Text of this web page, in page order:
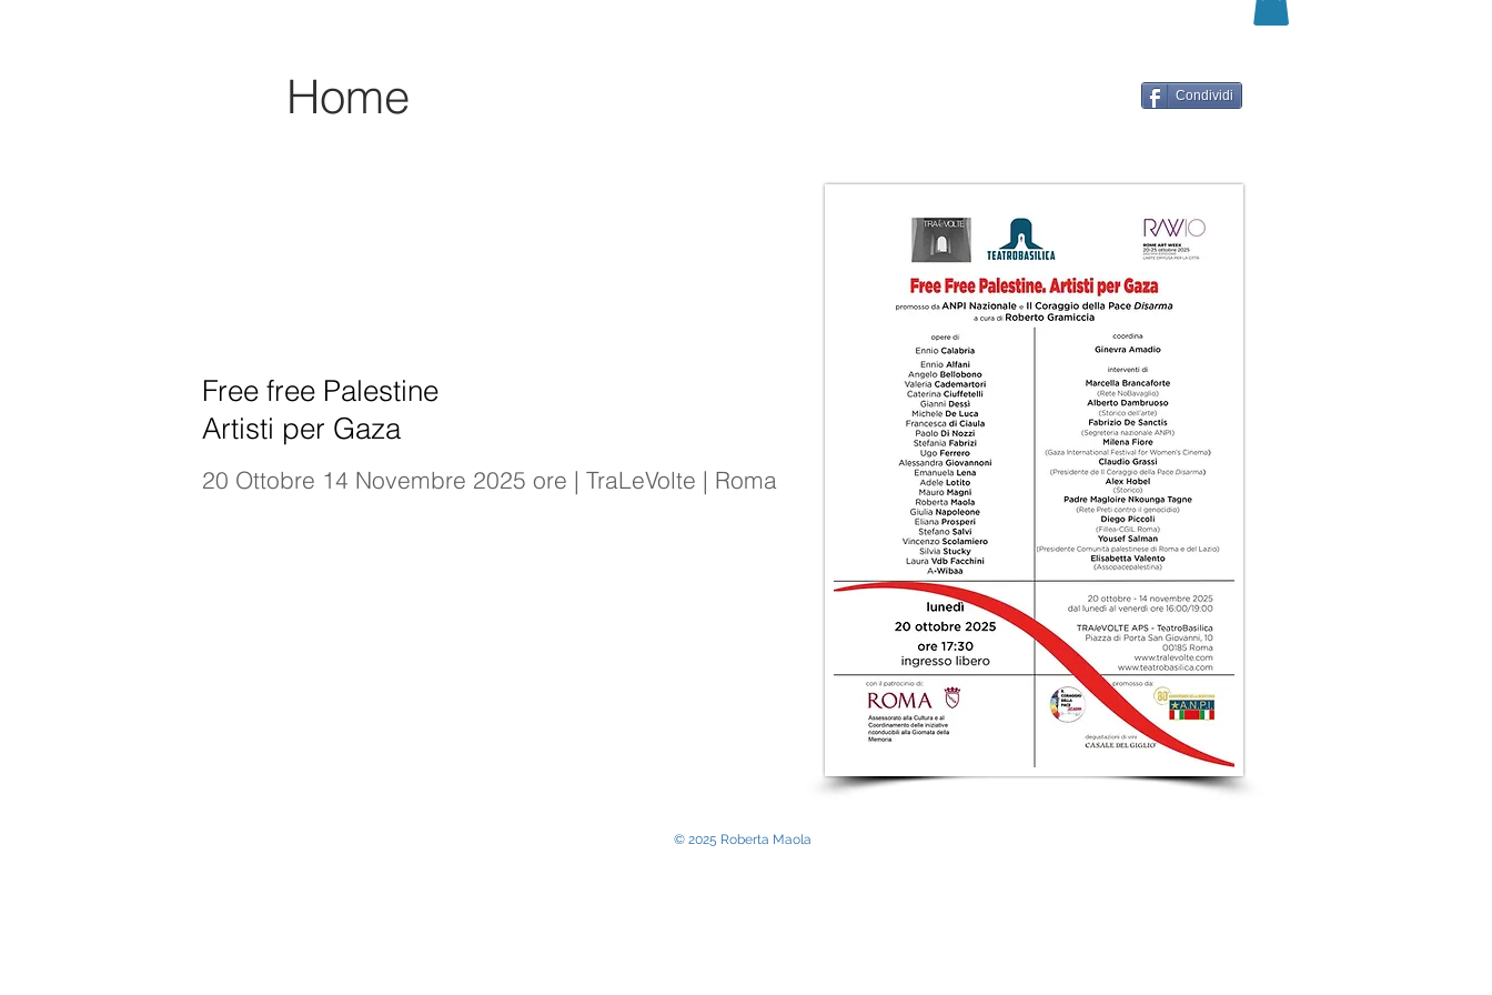
Home Condividi
Free free Palestine
Artisti per Gaza
20 Ottobre 14 Novembre 2025 ore | TraLeVolte | Roma
© 2025 Roberta Maola